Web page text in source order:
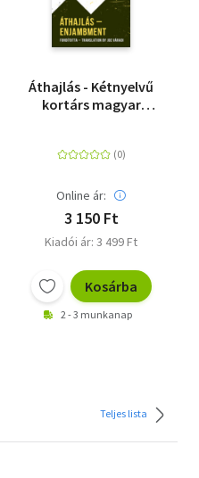
Áthajlás - Kétnyelvű
kortárs magyar
Online ár:
3 150 Ft
Kiadói ár: 3 499 Ft
Kosárba
2 - 3 munkanap
Teljes lista